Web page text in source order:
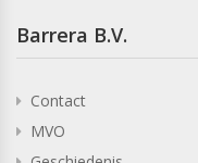
Barrera B.V.
Contact
MVO